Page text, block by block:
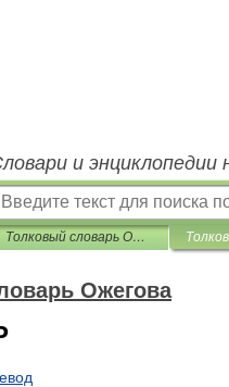
и энциклопедии
Толковый словарь Ожегова
Ожегова